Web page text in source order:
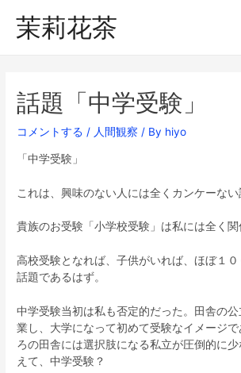
茉莉花茶
話題「中学受験」
コメントする / 人間観察 / By hiyo
「中学受験」
これは、興味のない人には全くカンケーない
貴族のお受験「小学校受験」は私には全く関
高校受験となれば、子供がいれば、ほぼ１
話題であるはず。
中学受験当初は私も否定的だった。田舎の
業し、大学になって初めて受験なイメージで
ろの田舎には選択肢になる私立が圧倒的に
えて、中学受験？